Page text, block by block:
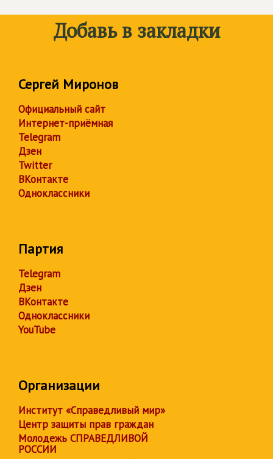
Добавь в закладки
Сергей Миронов
Официальный сайт
Интернет-приёмная
Telegram
Дзен
Twitter
ВКонтакте
Одноклассники
Партия
Telegram
Дзен
ВКонтакте
Одноклассники
YouTube
Организации
Институт «Справедливый мир»
Центр защиты прав граждан
Молодежь СПРАВЕДЛИВОЙ
РОССИИ